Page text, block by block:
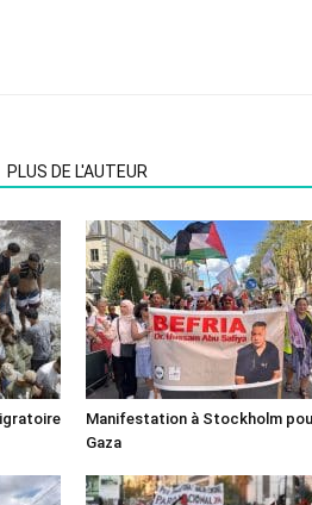
PLUS DE L'AUTEUR
Manifestation à Stockholm
Gaza